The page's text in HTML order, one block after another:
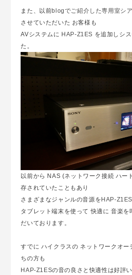
また、以前blogでご紹介した専用室シ
させていただいた お客様も
AVシステムに HAP-Z1ES を追加しシ
た。
以前から NAS (ネットワーク接続 ハー
存されていたこともあり
さまざまなジャンルの音源を HAP-Z1ES
タブレット端末を使って 快適に 音楽を
だいております。
すでに ハイクラスの ネットワークオー
ちの方も
HAP-Z1ESの音の良さと快適性は好評